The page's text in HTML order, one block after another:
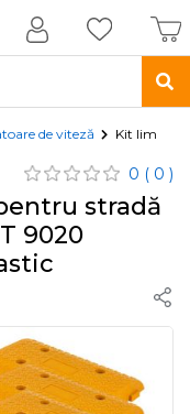
de viteză Kit
0 ( 0 )
stradă
9020